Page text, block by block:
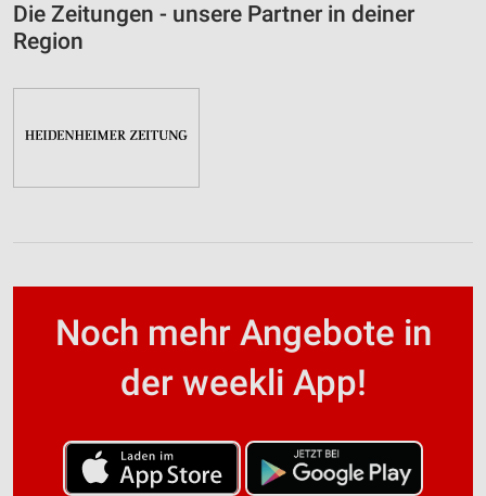
Die Zeitungen - unsere Partner in deiner
Region
Noch mehr Angebote in
der weekli App!